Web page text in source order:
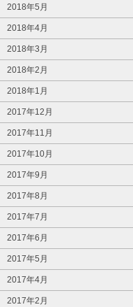
2018年5月
2018年4月
2018年3月
2018年2月
2018年1月
2017年12月
2017年11月
2017年10月
2017年9月
2017年8月
2017年7月
2017年6月
2017年5月
2017年4月
2017年2月